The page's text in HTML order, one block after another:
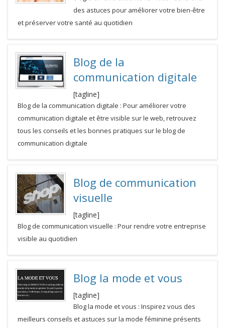
des astuces pour améliorer votre bien-être
et préserver votre santé au quotidien
Blog de la
communication digitale
[tagline]
Blog de la communication digitale : Pour améliorer votre
communication digitale et être visible sur le web, retrouvez
tous les conseils et les bonnes pratiques sur le blog de
communication digitale
Blog de communication
visuelle
[tagline]
Blog de communication visuelle : Pour rendre votre entreprise
visible au quotidien
Blog la mode et vous
[tagline]
Blog la mode et vous : Inspirez vous des
meilleurs conseils et astuces sur la mode féminine présents